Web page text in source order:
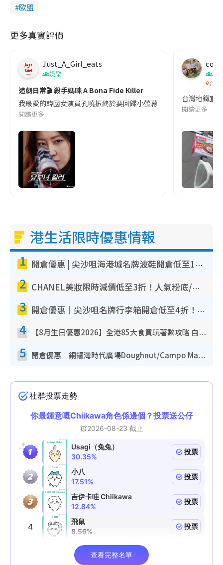
歐盟
更多真實評價
Just_A_Girl_eats
娛樂
追劇日常🎬 殺手媽咪 A Bona Fide Killer
我最愛的韓國女演員孔曉振終於要回歸小螢幕啦!這次的劇本改編
閱讀更多
co
吹
台灣
台灣地鐵宣
閱讀更多
港生活限時優惠情報
1 開倉優惠 | 尖沙咀海港城名牌波鞋開倉低至1折！On鞋$899起／Joy&Peace鞋履$98起
2 CHANEL美妝限時減價低至3折！人氣粉底/唇膏/精華液低至$275！COCO香水都有平
3 開倉優惠｜尖沙咀名牌行李箱開倉低至4折！一連5日 American Tourister/ace./Hallmark $200起！
4 【8月生日優惠2026】全港85大食買玩著數攻略 自助餐/火鍋放題同行免費＋誠品/DONKI送現金券
5 開倉優惠｜銅鑼灣時代廣場Doughnut/Campo Marzio開倉低至1折！背囊、書包、手袋劈價$200起